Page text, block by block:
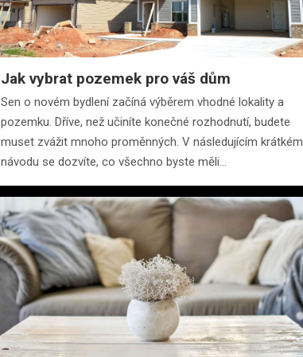
Jak vybrat pozemek pro váš dům
Sen o novém bydlení začíná výběrem vhodné lokality a
pozemku. Dříve, než učiníte konečné rozhodnutí, budete
muset zvážit mnoho proměnných. V následujícím krátkém
návodu se dozvíte, co všechno byste měli…